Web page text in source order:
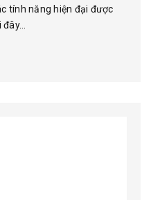
tính năng hiện đại được